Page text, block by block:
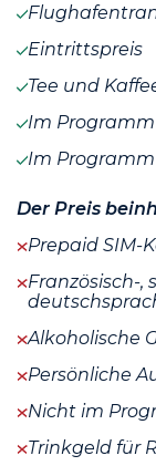
Eintrittspreis
Tee und
Im
Im
Der Preis
Prepaid SIM-
Französisch-,
Alkoholische
Persönliche
Nicht im
Trinkgeld für